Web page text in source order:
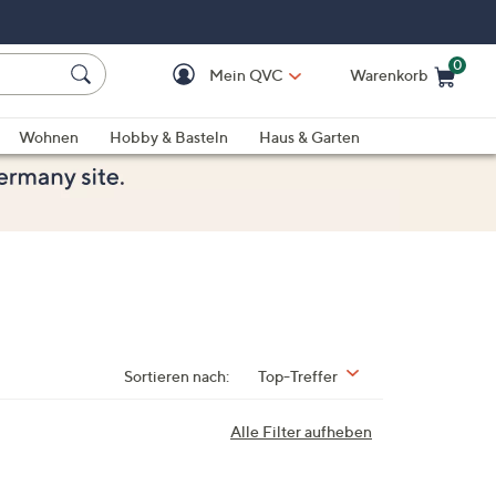
Mein QVC Warenkorb
0
Wohnen Hobby & Basteln
Haus & Garten
Sortieren nach: Top-Treffer
Alle Filter aufheben